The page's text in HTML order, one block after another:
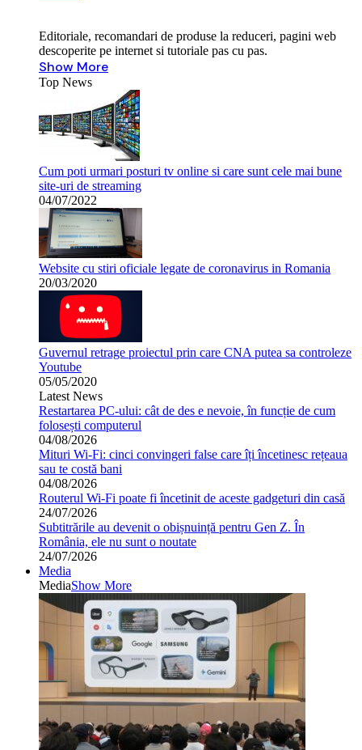
Editoriale, recomandari de produse la reduceri, pagini web
descoperite pe internet si tutoriale pas cu pas.
Show More
Top News
Cum poti urmari posturi tv online si care sunt cele mai bune
site-uri de streaming
04/07/2022
Website cu stiri oficiale legate de coronavirus in Romania
20/03/2020
Guvernul retrage proiectul prin care CNA putea sa controleze
Youtube
05/05/2020
Latest News
Restartarea PC-ului: cât de des e nevoie, în funcție de cum
folosești computerul
04/08/2026
Mituri Wi-Fi: cinci convingeri false care îți încetinesc rețeaua
sau te costă bani
04/08/2026
Routerul Wi-Fi poate fi încetinit de aceste gadgeturi din casă
24/07/2026
Subtitrările au devenit o obișnuință pentru Gen Z. În
România, ele nu sunt o noutate
24/07/2026
Media
MediaShow More